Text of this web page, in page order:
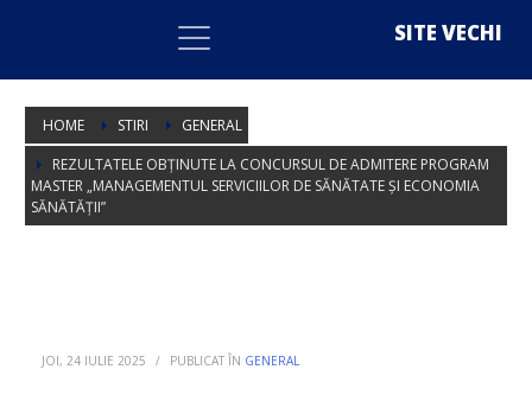
SITE VECHI
HOME STIRI
GENERAL
REZULTATELE OBȚINUTE LA CONCURSUL DE ADMITERE PROGRAM
MASTER „MANAGEMENTUL SERVICIILOR DE SĂNĂTATE ȘI ECONOMIA
SĂNĂTĂȚII”
JOI, 24 IULIE 2025 / PUBLICAT ÎN GENERAL